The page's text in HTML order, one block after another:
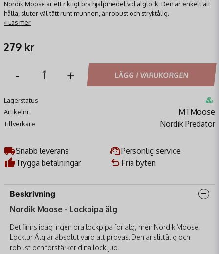
Nordik Moose är ett riktigt bra hjälpmedel vid älglock. Den är enkelt att
hålla, sluter väl tätt runt munnen, är robust och stryktålig.
Läs mer
279 kr
- + LÄGG I VARUKORGEN
Lagerstatus
Artikelnr:
MTMoose
Tillverkare Nordik Predator
Snabb leverans
Personlig service
Trygga betalningar
Fria byten
Beskrivning
Nordik Moose - Lockpipa älg
Det finns idag ingen bra lockpipa för älg, men Nordik Moose,
Locklur Älg är absolut värd att prövas. Den är slittålig och
robust och förstärker dina lockljud.